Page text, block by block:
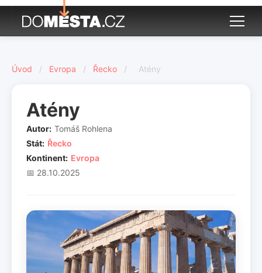
Úvod / Evropa / Řecko / Atény
Atény
Autor: Tomáš Rohlena
Stát: Řecko
Kontinent: Evropa
📅 28.10.2025